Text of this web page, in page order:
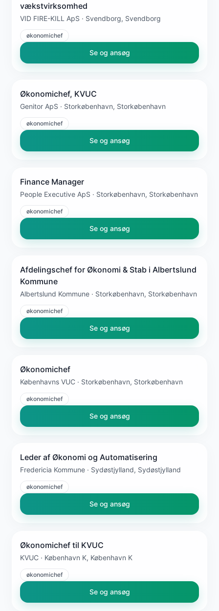
vækstvirksomhed
VID FIRE-KILL ApS · Svendborg, Svendborg
økonomichef
Se og ansøg
Økonomichef, KVUC
Genitor ApS · Storkøbenhavn, Storkøbenhavn
økonomichef
Se og ansøg
Finance Manager
People Executive ApS · Storkøbenhavn, Storkøbenhavn
økonomichef
Se og ansøg
Afdelingschef for Økonomi & Stab i Albertslund
Kommune
Albertslund Kommune · Storkøbenhavn, Storkøbenhavn
økonomichef
Se og ansøg
Økonomichef
Københavns VUC · Storkøbenhavn, Storkøbenhavn
økonomichef
Se og ansøg
Leder af Økonomi og Automatisering
Fredericia Kommune · Sydøstjylland, Sydøstjylland
økonomichef
Se og ansøg
Økonomichef til KVUC
KVUC · København K, København K
økonomichef
Se og ansøg